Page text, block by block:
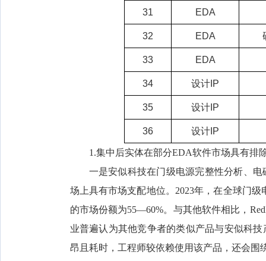
31 EDA
32 EDA
33 EDA
34 设计IP
35 设计IP
36 设计IP
1.集中后实体在部分EDA软件市场具有排
一是安似科技在门级电源完整性分析、
场上具有市场支配地位。2023年，在全球门
的市场份额为55—60%。与其他软件相比，
业普遍认为其他竞争者的类似产品与安似科
昂且耗时，工程师较依赖使用该产品，还会围